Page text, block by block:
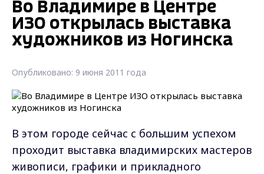
Во Владимире в Центре
ИЗО открылась выставка
художников из Ногинска
Опубликовано: 9 июня 2011 года
В этом городе сейчас с большим успехом
проходит выставка владимирских мастеров
живописи, графики и прикладного